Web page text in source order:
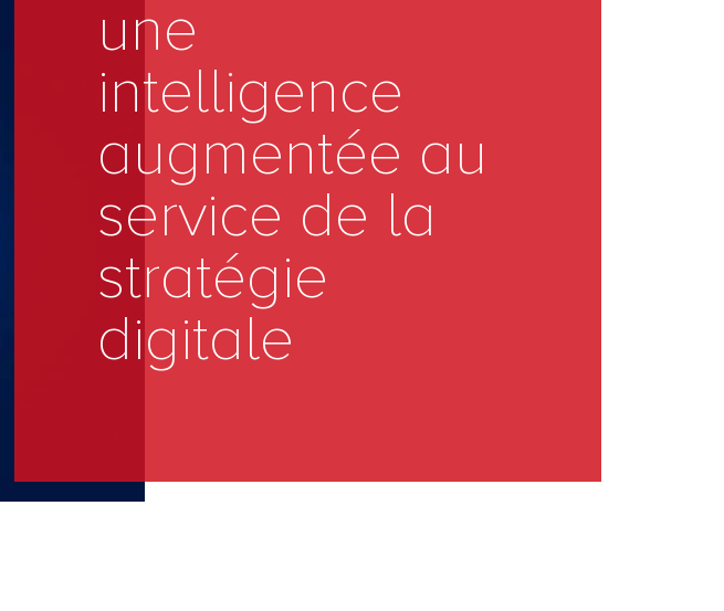
une
intelligence
augmentée au
service de la
stratégie
digitale